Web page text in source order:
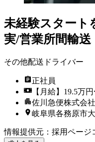
未経験スタート
実/営業所間輸
その他配送ドライバー
正社員
【月給】19.5万
佐川急便株式会社
岐阜県各務原市
情報提供元 ： 採用ページ